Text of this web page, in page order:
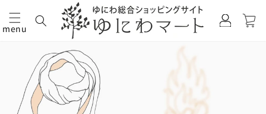
menu
グ
イ
ー